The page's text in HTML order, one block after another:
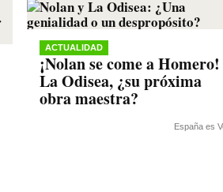
ACTUALIDAD
¡Nolan se come a Homero!
La Odisea, ¿su próxima
obra maestra?
España es